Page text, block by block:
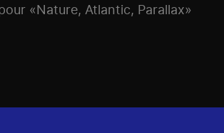
«Nature, Atlantic, Parallax»